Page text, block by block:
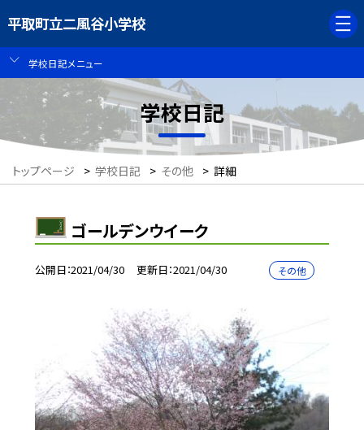
平取町立二風谷小学校
学校日記メニュー
学校日記
トップページ > 学校日記 > その他 > 詳細
ゴールデンウイーク
公開日 2021/04/30 更新日 2021/04/30 その他